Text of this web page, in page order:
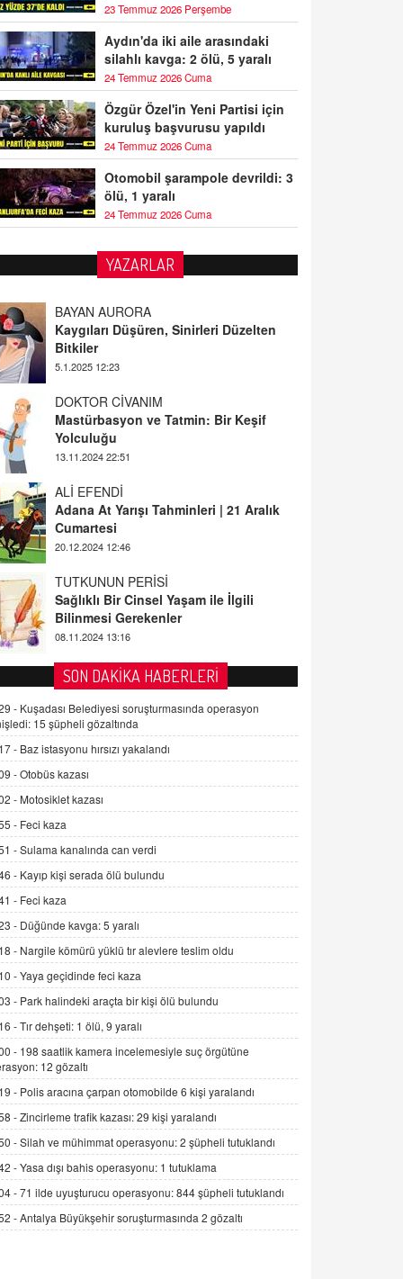
23 Temmuz 2026 Perşembe
Aydın'da iki aile arasındaki
silahlı kavga: 2 ölü, 5 yaralı
24 Temmuz 2026 Cuma
Özgür Özel'in Yeni Partisi için
kuruluş başvurusu yapıldı
24 Temmuz 2026 Cuma
Otomobil şarampole devrildi: 3
ölü, 1 yaralı
24 Temmuz 2026 Cuma
YAZARLAR
BAYAN AURORA
Kaygıları Düşüren, Sinirleri Düzelten
Bitkiler
5.1.2025 12:23
DOKTOR CİVANIM
Mastürbasyon ve Tatmin: Bir Keşif
Yolculuğu
13.11.2024 22:51
ALİ EFENDİ
Adana At Yarışı Tahminleri | 21 Aralık
Cumartesi
20.12.2024 12:46
TUTKUNUN PERİSİ
Sağlıklı Bir Cinsel Yaşam ile İlgili
Bilinmesi Gerekenler
08.11.2024 13:16
FARUK ÖNALAN
Tezkere Onaylanmasaydı…
2 Kasım 2021 Salı 00:11
AV. DOĞAN CAN DOĞAN
Kişisel verilerin korunması ve dijital
hukukun gelişimi
15.09.2025 16:17
SEHER EREK
Kış Ayları Geldi, Hangi Önlemler
Alınmalı?
9.12.2025 10:11
İNCİ GÜL AKÖL
Trump Keşke Adana'yı da Ziyaret Etse...
06.07.2026 13:00
ADEM AKÖL
Esed Destekçilerinin Yüzüne Vurulan
Şamar: Sednaya
DR. EKREM ASLAN
Gerçek Ne, Algı Ne? "Beraber
Yürüyoruz" Cümlesinin Peşinden
19.07.2025 12:45
GÖNÜL MENEKŞE
Şifacının Yolu
SON DAKİKA HABERLERİ
- Kuşadası Belediyesi soruşturmasında operasyon
15 şüpheli gözaltında
- Baz istasyonu hırsızı yakalandı
-Otobüs kazası
- Motosiklet kazası
- Feci kaza
-Sulama kanalında can verdi
- Kayıp kişi serada ölü bulundu
- Feci kaza
- Düğünde kavga: 5 yaralı
- Nargile kömürü yüklü tır alevlere teslim oldu
-Yaya geçidinde feci kaza
- Park halindeki araçta bir kişi ölü bulundu
-Tır dehşeti: 1 ölü, 9 yaralı
- 198 saatlik kamera incelemesiyle suç örgütüne
12 gözaltı
- Polis aracına çarpan otomobilde 6 kişi yaralandı
-Zincirleme trafik kazası: 29 kişi yaralandı
-Silah ve mühimmat operasyonu: 2 şüpheli tutuklandı
-Yasa dışı bahis operasyonu: 1 tutuklama
-71 ilde uyuşturucu operasyonu: 844 şüpheli tutuklandı
-Antalya Büyükşehir soruşturmasında 2 gözaltı